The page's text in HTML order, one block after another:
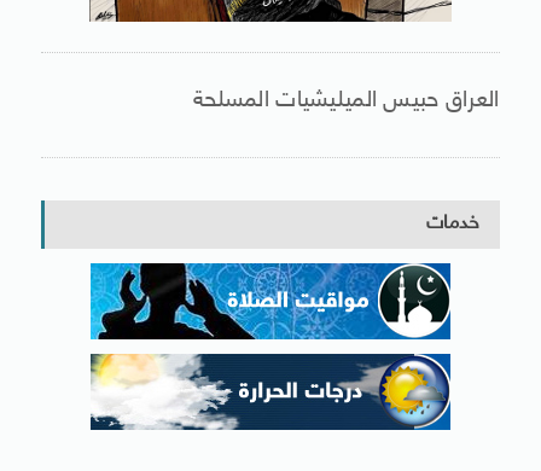
العراق حبيس الميليشيات المسلحة
خدمات